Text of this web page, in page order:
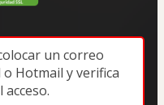
un correo
Hotmail y verifica